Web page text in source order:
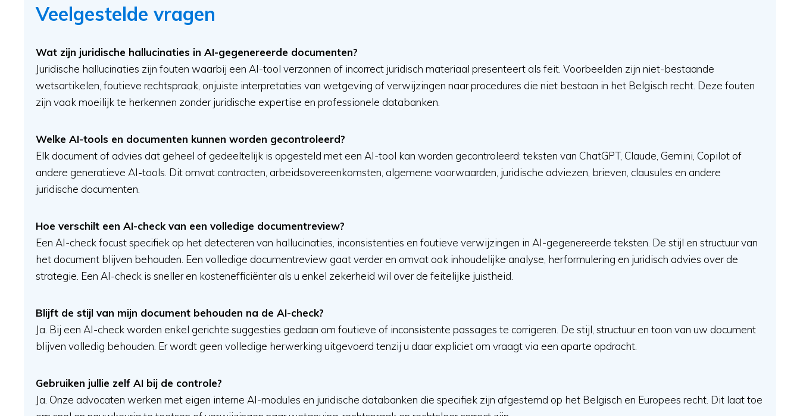
Veelgestelde vragen
Wat zijn juridische hallucinaties in AI-gegenereerde documenten?
Juridische hallucinaties zijn fouten waarbij een AI-tool verzonnen of incorrect juridisch materiaal presenteert als feit. Voorbeelden zijn niet-bestaande
wetsartikelen, foutieve rechtspraak, onjuiste interpretaties van wetgeving of verwijzingen naar procedures die niet bestaan in het Belgisch recht. Deze fouten
zijn vaak moeilijk te herkennen zonder juridische expertise en professionele databanken.
Welke AI-tools en documenten kunnen worden gecontroleerd?
Elk document of advies dat geheel of gedeeltelijk is opgesteld met een AI-tool kan worden gecontroleerd: teksten van ChatGPT, Claude, Gemini, Copilot of
andere generatieve AI-tools. Dit omvat contracten, arbeidsovereenkomsten, algemene voorwaarden, juridische adviezen, brieven, clausules en andere
juridische documenten.
Hoe verschilt een AI-check van een volledige documentreview?
Een AI-check focust specifiek op het detecteren van hallucinaties, inconsistenties en foutieve verwijzingen in AI-gegenereerde teksten. De stijl en structuur van
het document blijven behouden. Een volledige documentreview gaat verder en omvat ook inhoudelijke analyse, herformulering en juridisch advies over de
strategie. Een AI-check is sneller en kostenefficiënter als u enkel zekerheid wil over de feitelijke juistheid.
Blijft de stijl van mijn document behouden na de AI-check?
Ja. Bij een AI-check worden enkel gerichte suggesties gedaan om foutieve of inconsistente passages te corrigeren. De stijl, structuur en toon van uw document
blijven volledig behouden. Er wordt geen volledige herwerking uitgevoerd tenzij u daar expliciet om vraagt via een aparte opdracht.
Gebruiken jullie zelf AI bij de controle?
Ja. Onze advocaten werken met eigen interne AI-modules en juridische databanken die specifiek zijn afgestemd op het Belgisch en Europees recht. Dit laat toe